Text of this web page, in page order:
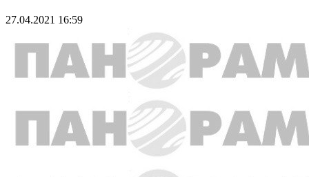
27.04.2021 16:59